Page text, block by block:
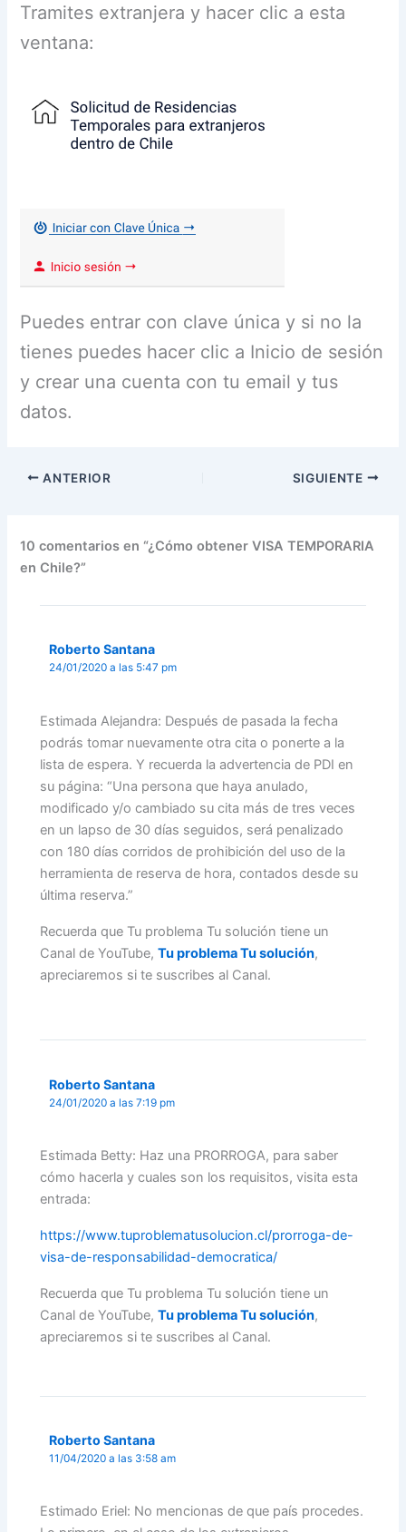
Tramites extranjera y hacer clic a esta
ventana:
Puedes entrar con clave única y si no la
tienes puedes hacer clic a Inicio de sesión
y crear una cuenta con tu email y tus
datos.
ANTERIOR SIGUIENTE
10 comentarios en “¿Cómo obtener VISA TEMPORARIA
en Chile?”
Roberto Santana
24/01/2020 a las 5:47 pm
Estimada Alejandra: Después de pasada la fecha
podrás tomar nuevamente otra cita o ponerte a la
lista de espera. Y recuerda la advertencia de PDI en
su página: “Una persona que haya anulado,
modificado y/o cambiado su cita más de tres veces
en un lapso de 30 días seguidos, será penalizado
con 180 días corridos de prohibición del uso de la
herramienta de reserva de hora, contados desde su
última reserva.”
Recuerda que Tu problema Tu solución tiene un
Canal de YouTube,Tu problema Tu solución,
apreciaremos si te suscribes al Canal.
Roberto Santana
24/01/2020 a las 7:19 pm
Estimada Betty: Haz una PRORROGA, para saber
cómo hacerla y cuales son los requisitos, visita esta
entrada:
https://www.tuproblematusolucion.cl/prorroga-de-
visa-de-responsabilidad-democratica/
Recuerda que Tu problema Tu solución tiene un
Canal de YouTube,Tu problema Tu solución,
apreciaremos si te suscribes al Canal.
Roberto Santana
11/04/2020 a las 3:58 am
Estimado Eriel: No mencionas de que país procedes.